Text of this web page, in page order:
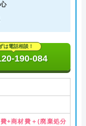
は電話相談！
190-084
+商材費＋(廃棄処分